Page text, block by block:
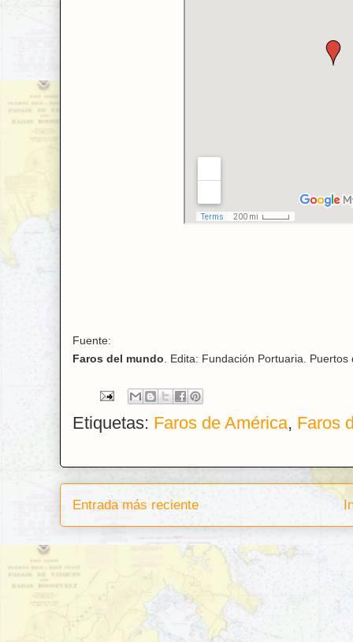
Fuente:
Faros del mundo . Edita: Fundación Portuaria. Puertos
Etiquetas: Faros de América, Faros
Entrada más reciente